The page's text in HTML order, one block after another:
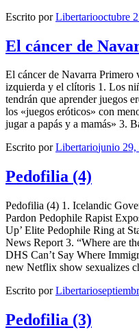
Escrito porLibertariooctubre
El cáncer de
El cáncer de Navarra Primero
izquierda y el clítoris 1. Los
tendrán que aprender juegos
los «juegos eróticos» con
jugar a papás y a mamás» 3.
Escrito porLibertariojunio 29,
Pedofilia (4)
Pedofilia (4) 1. Icelandic
Pardon Pedophile Rapist
Up’ Elite Pedophile Ring at
News Report 3. “Where are
DHS Can’t Say Where
new Netflix show sexualizes
Escrito porLibertario
Pedofilia (3)